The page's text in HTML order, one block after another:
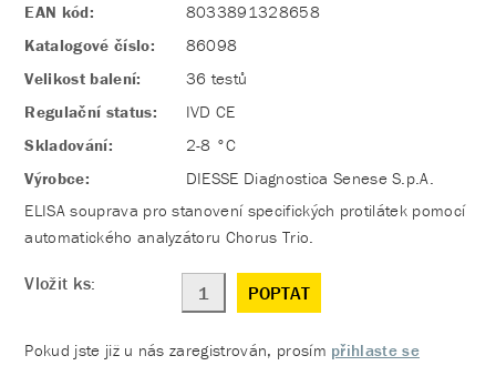
EAN kód:
8033891328658
Katalogové číslo:
86098
Velikost balení:
36 testů
Regulační status:
IVD CE
Skladování:
2-8 °C
Výrobce:
DIESSE Diagnostica Senese S.p.A.
ELISA souprava pro stanovení specifických protilátek pomocí
automatického analyzátoru Chorus Trio.
Vložit ks: POPTAT
Pokud jste již u nás zaregistrován, prosím přihlaste se